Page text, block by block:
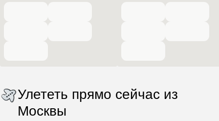
Улететь прямо сейчас из
Москвы